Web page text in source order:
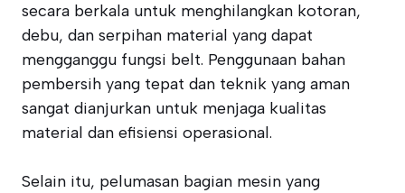
secara berkala untuk menghilangkan kotoran,
debu, dan serpihan material yang dapat
mengganggu fungsi belt. Penggunaan bahan
pembersih yang tepat dan teknik yang aman
sangat dianjurkan untuk menjaga kualitas
material dan efisiensi operasional.
Selain itu, pelumasan bagian mesin yang